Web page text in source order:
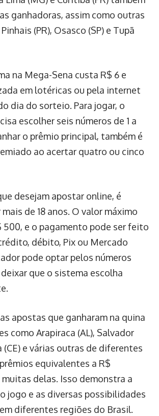
ganhadoras, assim como outras
(PR), Osasco (SP) e Tupã
na Mega-Sena custa R$ 6 e
em lotéricas ou pela internet
dia do sorteio. Para jogar, o
escolher seis números de 1 a
o prêmio principal, também é
ao acertar quatro ou cinco
desejam apostar online, é
de 18 anos. O valor máximo
500, e o pagamento pode ser feito
débito, Pix ou Mercado
pode optar pelos números
que o sistema escolha
apostas que ganharam na quina
como Arapiraca (AL), Salvador
(CE) e várias outras de diferentes
equivalentes a R$
muitas delas. Isso demonstra a
jogo e as diversas possibilidades
diferentes regiões do Brasil.